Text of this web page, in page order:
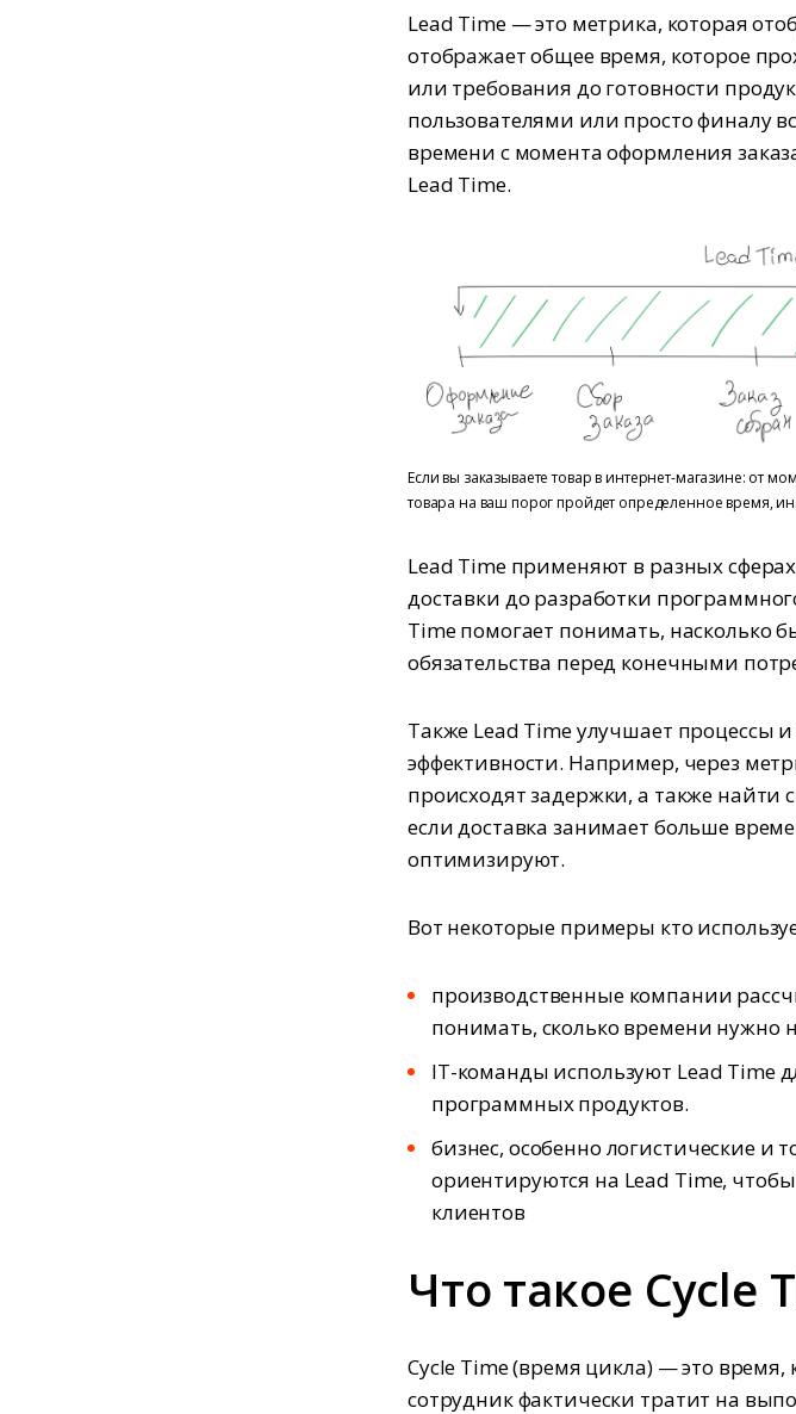
Lead Time — это метрика, которая
отображает общее время, которое
или требования до готовности
пользователями или просто финалу
времени с момента оформления
Lead Time.
Если вы заказываете товар в интернет-магазине: от
товара на ваш порог пройдет определенное время,
Lead Time применяют в разных
доставки до разработки
Time помогает понимать, насколько
обязательства перед конечными
Также Lead Time улучшает процессы
эффективности. Например, через
происходят задержки, а также найти
если доставка занимает больше
оптимизируют.
Вот некоторые примеры кто
производственные компании
понимать, сколько времени нужно
IT-команды используют Lead Time
программных продуктов.
бизнес, особенно логистические и
ориентируются на Lead Time,
клиентов
Что такое Cycle
Cycle Time (время цикла) — это
сотрудник фактически тратит на